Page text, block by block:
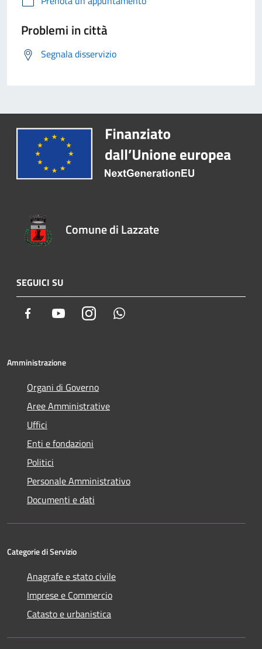
Problemi in città
Segnala disservizio
Comune di Lazzate
SEGUICI SU
Facebook YoutubeInstagram
Amministrazione
Organi di Governo
Aree Amministrative
Uffici
Enti e fondazioni
Politici
Personale Amministrativo
Documenti e dati
Categorie di Servizio
Anagrafe e stato civile
Imprese e Commercio
Catasto e urbanistica